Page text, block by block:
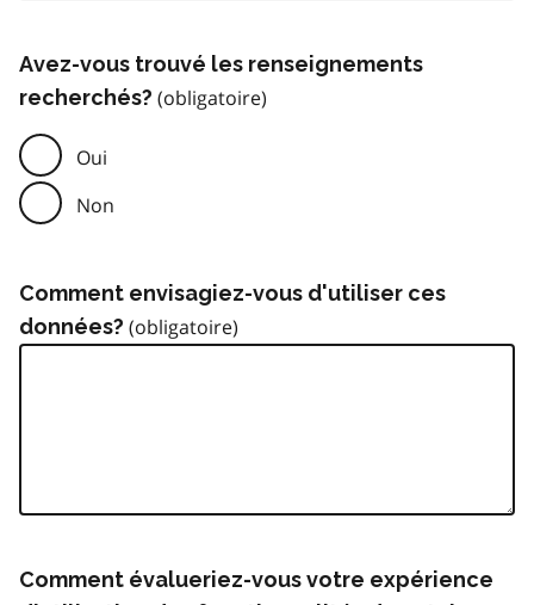
Avez-vous trouvé les renseignements
recherchés?
Oui
Non
Comment envisagiez-vous d'utiliser ces
données?
Comment évalueriez-vous votre expérience